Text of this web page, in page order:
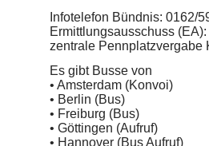
Infotelefon Bündnis: 0162/
Ermittlungsausschuss
zentrale Pennplatzvergabe
Es gibt Busse von
• Amsterdam (Konvoi)
• Berlin (Bus)
• Freiburg (Bus)
• Göttingen (Aufruf)
• Hannover (Bus Aufruf)